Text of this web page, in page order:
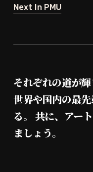
Next In PMU
それぞれの道が
世界や国内の最
る。 共に、アー
ましょう。